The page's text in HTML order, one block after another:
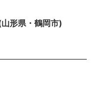
形県・鶴岡市)